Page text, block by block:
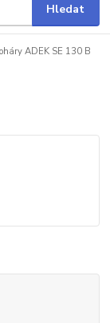
Hledat
ADEK SE 130 B